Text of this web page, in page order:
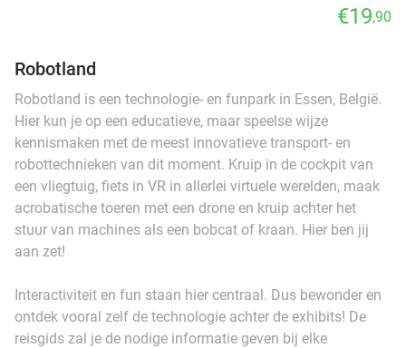
€19,90
Robotland
Robotland is een technologie- en funpark in Essen, België.
Hier kun je op een educatieve, maar speelse wijze
kennismaken met de meest innovatieve transport- en
robottechnieken van dit moment. Kruip in de cockpit van
een vliegtuig, fiets in VR in allerlei virtuele werelden, maak
acrobatische toeren met een drone en kruip achter het
stuur van machines als een bobcat of kraan. Hier ben jij
aan zet!
Interactiviteit en fun staan hier centraal. Dus bewonder en
ontdek vooral zelf de technologie achter de exhibits! De
reisgids zal je de nodige informatie geven bij elke